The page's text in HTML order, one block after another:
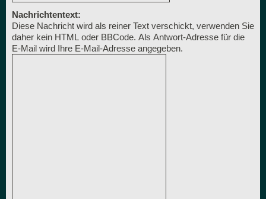
Nachrichtentext:
Diese Nachricht wird als reiner Text verschickt, verwenden Sie
daher kein HTML oder BBCode. Als Antwort-Adresse für die
E-Mail wird Ihre E-Mail-Adresse angegeben.